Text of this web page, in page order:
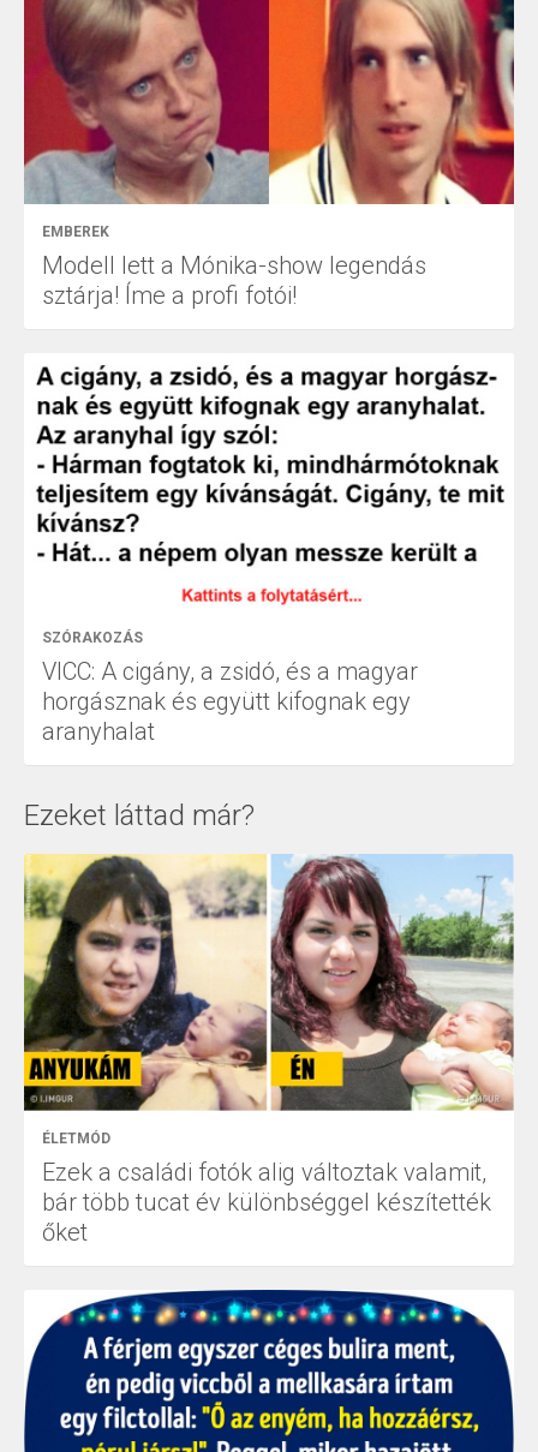
EMBEREK
Modell lett a Mónika-show legendás
sztárja! Íme a profi fotói!
SZÓRAKOZÁS
VICC: A cigány, a zsidó, és a magyar
horgásznak és együtt kifognak egy
aranyhalat
Ezeket láttad már?
ÉLETMÓD
Ezek a családi fotók alig változtak valamit,
bár több tucat év különbséggel készítették
őket